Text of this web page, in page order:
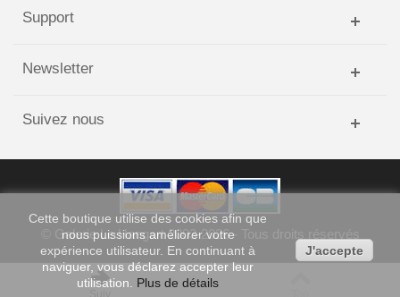
Cette boutique utilise des cookies afin que
nous puissions améliorer votre
expérience utilisateur. En continuant à
naviguer, vous déclarez accepter leur
utilisation. Plus de détails
J'accepte
Support
Newsletter
Suivez nous
Galerie Le Hangart2003-2026- Tous droits réservés